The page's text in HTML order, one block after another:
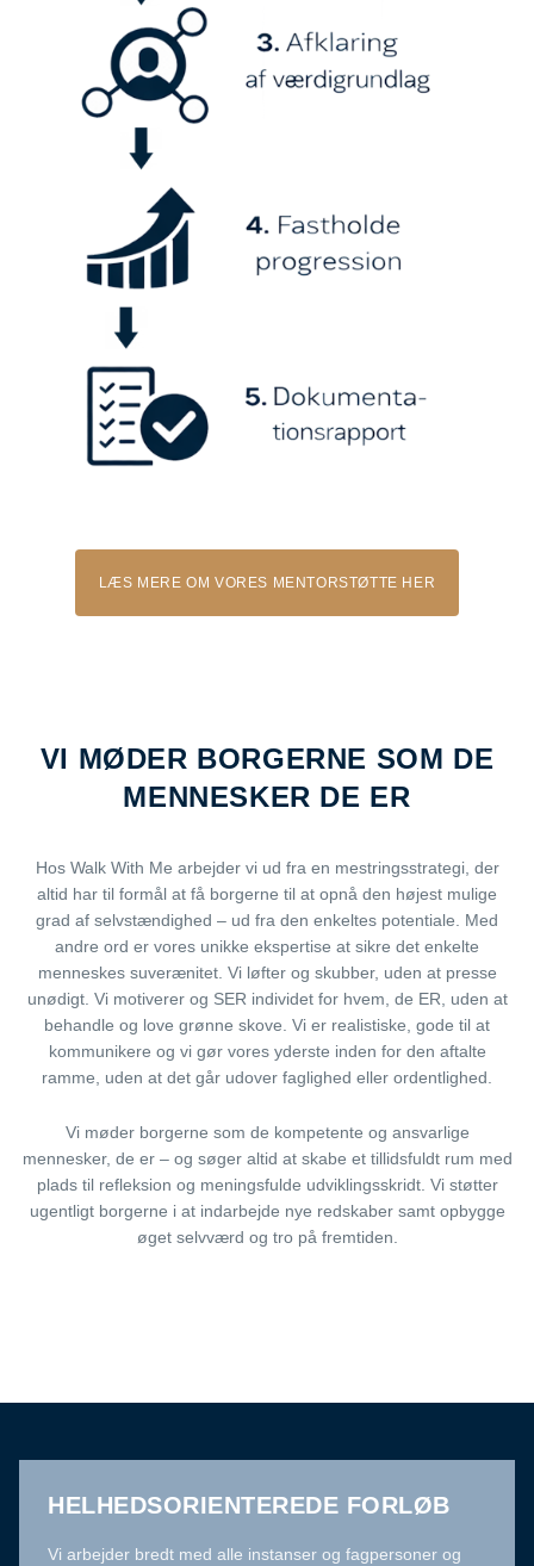
LÆS MERE OM VORES MENTORSTØTTE HER
VI MØDER BORGERNE SOM DE
MENNESKER DE ER
Hos Walk With Me arbejder vi ud fra en mestringsstrategi, der
altid har til formål at få borgerne til at opnå den højest mulige
grad af selvstændighed – ud fra den enkeltes potentiale. Med
andre ord er vores unikke ekspertise at sikre det enkelte
menneskes suverænitet. Vi løfter og skubber, uden at presse
unødigt. Vi motiverer og SER individet for hvem, de ER, uden at
behandle og love grønne skove. Vi er realistiske, gode til at
kommunikere og vi gør vores yderste inden for den aftalte
ramme, uden at det går udover faglighed eller ordentlighed.
Vi møder borgerne som de kompetente og ansvarlige
mennesker, de er – og søger altid at skabe et tillidsfuldt rum med
plads til refleksion og meningsfulde udviklingsskridt. Vi støtter
ugentligt borgerne i at indarbejde nye redskaber samt opbygge
øget selvværd og tro på fremtiden.
HELHEDSORIENTEREDE FORLØB
Vi arbejder bredt med alle instanser og fagpersoner og